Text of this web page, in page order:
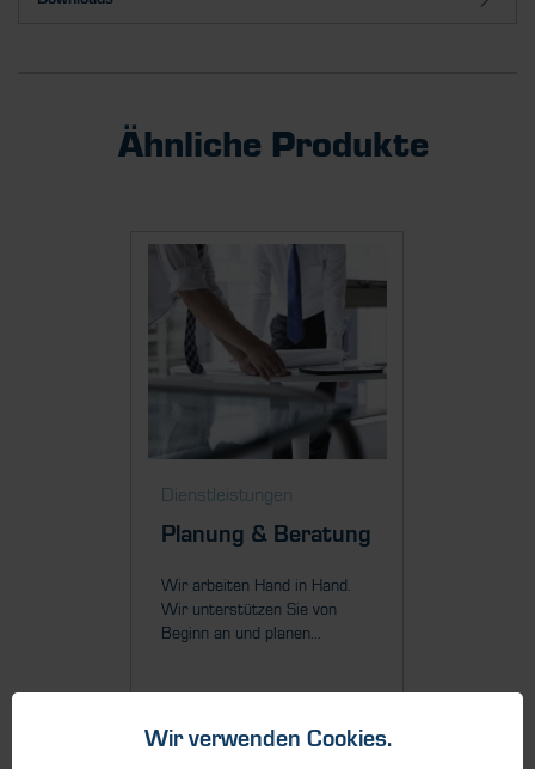
Ähnliche Produkte
Dienstleistungen
Planung & Beratung
Wir arbeiten Hand in Hand.
Wir unterstützen Sie von
Beginn an und planen...
Wir verwenden Cookies.